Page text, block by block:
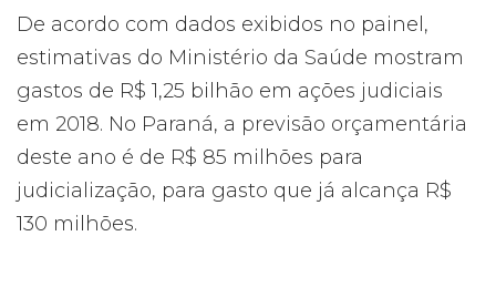
De acordo com dados exibidos no painel,
estimativas do Ministério da Saúde mostram
gastos de R$ 1,25 bilhão em ações judiciais
em 2018. No Paraná, a previsão orçamentária
deste ano é de R$ 85 milhões para
judicialização, para gasto que já alcança R$
130 milhões.